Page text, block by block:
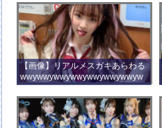
【画像】リアルメスガキあらわる
wwywwywwywwywwywwywwyw
wywwy